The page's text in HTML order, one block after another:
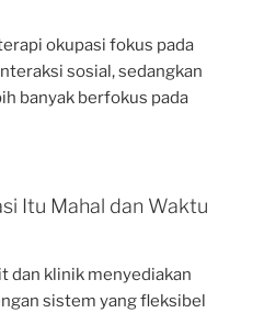
okupasi fokus pada
sosial, sedangkan
banyak berfokus pada
Itu Mahal dan Waktu
dan klinik menyediakan
sistem yang fleksibel